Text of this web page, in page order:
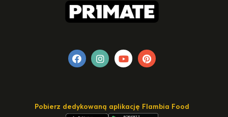
Pobierz dedykowaną aplikację Flambia Food